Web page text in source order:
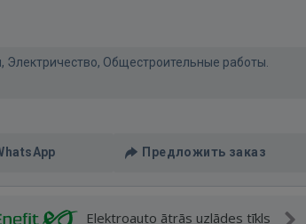
Электричество, Общестроительные работы.
Предложить заказ
Elektroauto ātrās uzlādes tīkls